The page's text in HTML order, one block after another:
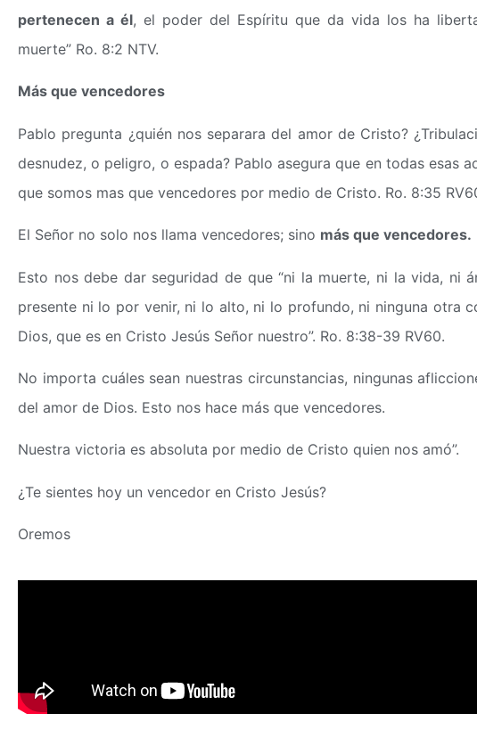
pertenecen a él, el poder del Espíritu que da vida los ha
muerte” Ro. 8:2 NTV.
Más que vencedores
Pablo pregunta ¿quién nos separara del amor de Cristo?
desnudez, o peligro, o espada? Pablo asegura que en todas esas
que somos mas que vencedores por medio de Cristo. Ro. 8:35
El Señor no solo nos llama vencedores; sino más que vencedores.
Esto nos debe dar seguridad de que “ni la muerte, ni la vida, ni
presente ni lo por venir, ni lo alto, ni lo profundo, ni ninguna otra
Dios, que es en Cristo Jesús Señor nuestro”. Ro. 8:38-39 RV60.
No importa cuáles sean nuestras circunstancias, ningunas
del amor de Dios. Esto nos hace más que vencedores.
Nuestra victoria es absoluta por medio de Cristo quien nos amó”.
¿Te sientes hoy un vencedor en Cristo Jesús?
Oremos